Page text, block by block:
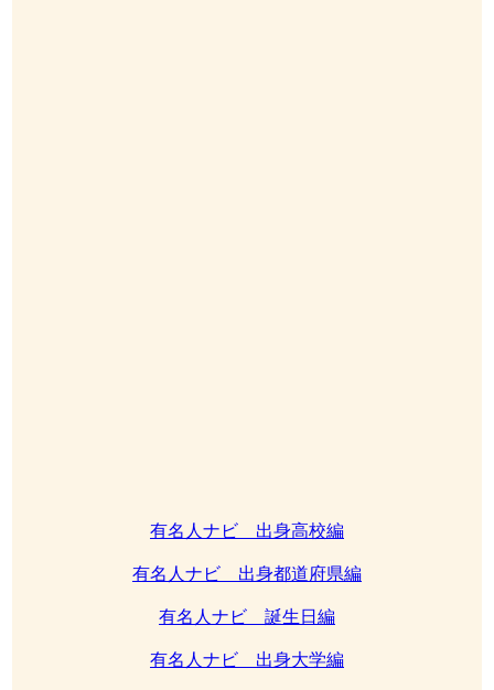
有名人ナビ 出身高校編
有名人ナビ 出身都道府県編
有名人ナビ 誕生日編
有名人ナビ 出身大学編